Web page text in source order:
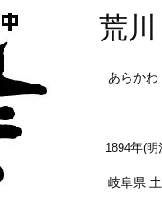
荒川
あらかわ
1894年(明
岐阜県 土岐